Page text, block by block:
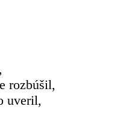
rozbúšil,
uveril,